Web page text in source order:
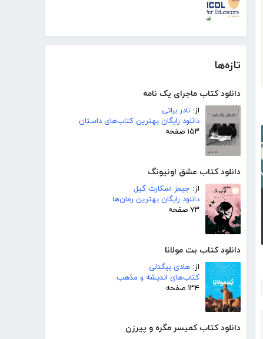
تازه‌ها
دانلود کتاب ماجرای یک نامه
از: نادر براتی
دانلود رایگان بهترین کتاب‌های داستان
۱۵۳ صفحه
دانلود کتاب عشق اونیونگ
از: جیمز اسکارث گیل
دانلود رایگان بهترین رمان‌ها
۷۳ صفحه
دانلود کتاب بت مولانا
از: هادی بیگدلی
کتاب‌های اندیشه و مذهب
۱۳۴ صفحه
دانلود کتاب کمیسر مگره و پیرزن